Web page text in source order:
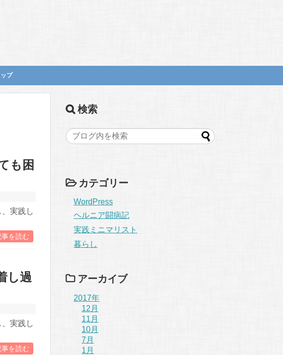
プ
も困
実践し
事を読む
し過
実践し
事を読む
検索
カテゴリー
WordPress
ヘルニア闘病記
実践ミニマリスト
暮らし
アーカイブ
2017年
12月
11月
10月
7月
1月